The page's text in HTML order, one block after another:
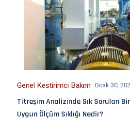
Genel Kestirimci Bakım Ocak 30,
Titreşim Analizinde Sık Sorulan
Uygun Ölçüm Sıklığı Nedir?